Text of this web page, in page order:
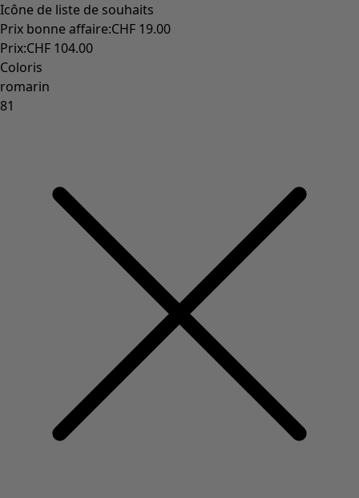
Icône de liste de souhaits
Prix bonne affaire:CHF 19.00
Prix:CHF 104.00
Coloris
romarin
81